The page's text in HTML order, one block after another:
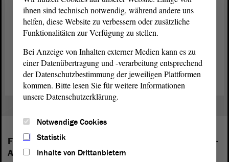
Tobias Krull (CDU), Katrin Gensecke (SPD), Ulrich Siegmund
(AfD), Monika Hohmann (Die Linke) und Susan Sziborra-Seidlitz
(BÜNDNIS 90/DIE GRÜNEN) teilnehmen. Zudem hat sich die
Landes Sachsen-Anhalt, Petra Grimm-Benne, entschieden, die
Delegation zu begleiten.
Folgende Fraktionen sind im Landtag von Sachsen-
Anhalt vertreten:
ihnen sind technisch notwendig, während andere uns
helfen, diese Website zu verbessern oder zusätzliche
Funktionalitäten zur Verfügung zu stellen.
Bei Anzeige von Inhalten externer Medien kann es zu
einer Datenübertragung und -verarbeitung entsprechend
der Datenschutzbestimmung der jeweiligen Plattformen
kommen. Bitte lesen Sie für weitere Informationen
unsere Datenschutzerklärung.
Notwendige Cookies
Statistik
Inhalte von Drittanbietern